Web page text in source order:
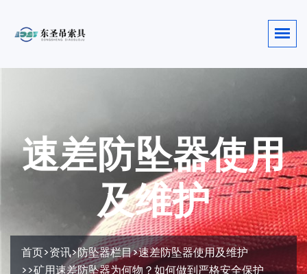
速差防坠器使用
及维护
首页>资讯>防坠器栏目>速差防坠器使用及维护
>>矿用速差防坠器为何物？如何做到严格安全保护